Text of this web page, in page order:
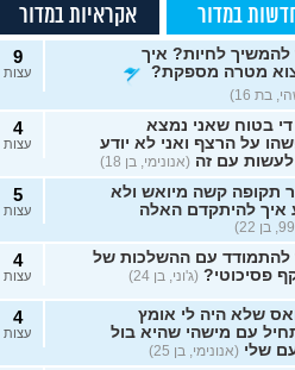
במדור אקראיות במדור
להמשיך לחיות? איך
מטרה מספקת?
בת 16)
9
עצות
די בטוח שאני נמצא
על הרצף ואני לא יודע
עם זה (אנונימי, בן 18)
4
עצות
תקופה קשה מיואש ולא
איך להיתקדם האלה
5
עצות
להתמודד עם ההשלכות של
פסיכוטי? (ג'וני, בן 24)
4
עצות
שלא היה לי אומץ
עם מישהי שהיא בול
שלי (אנונימי, בן 25)
4
עצות